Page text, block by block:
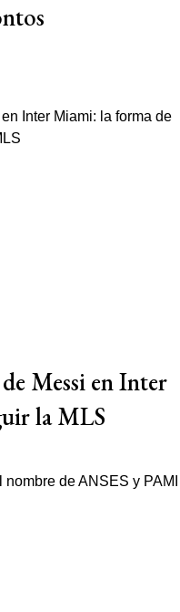
Messi en Inter
la MLS